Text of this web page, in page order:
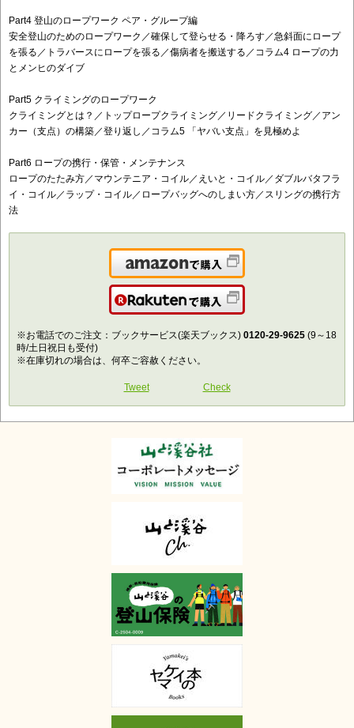
Part4 登山のロープワーク ペア・グループ編
安全登山のためのロープワーク／確保して登らせる・降ろす／急斜面にロープ
を張る／トラバースにロープを張る／傷病者を搬送する／コラム4 ロープの力
とメンヒのダイブ
Part5 クライミングのロープワーク
クライミングとは？／トップロープクライミング／リードクライミング／アン
カー（支点）の構築／登り返し／コラム5 「ヤバい支点」を見極めよ
Part6 ロープの携行・保管・メンテナンス
ロープのたたみ方／マウンテニア・コイル／えいと・コイル／ダブルバタフラ
イ・コイル／ラップ・コイル／ロープバッグへのしまい方／スリングの携行方
法
Amazonで購入
楽天で購入
※お電話でのご注文：ブックサービス(楽天ブックス) 0120-29-9625 (9～18
時/土日祝日も受付)
※在庫切れの場合は、何卒ご容赦ください。
Tweet Check